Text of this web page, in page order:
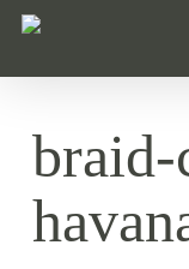
Skip
main
braid-